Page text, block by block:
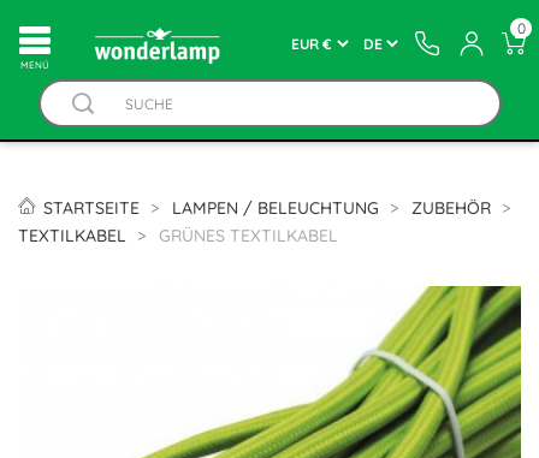
MENÚ
0
STARTSEITE LAMPEN / BELEUCHTUNG
ZUBEHÖR
TEXTILKABEL
GRÜNES TEXTILKABEL